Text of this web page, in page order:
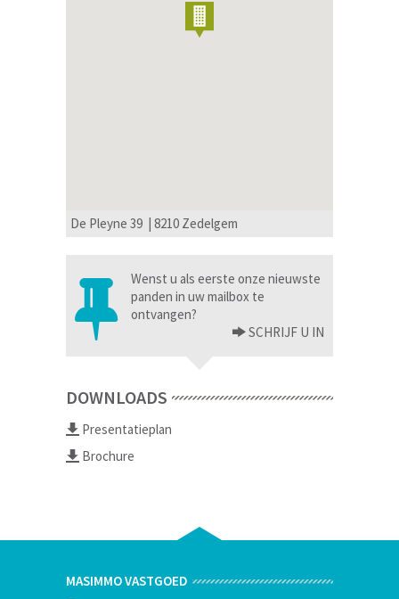
De Pleyne 39 | 8210 Zedelgem
Wenst u als eerste onze nieuwste
panden in uw mailbox te
ontvangen?
SCHRIJF U IN
DOWNLOADS
Presentatieplan
Brochure
MASIMMO VASTGOED